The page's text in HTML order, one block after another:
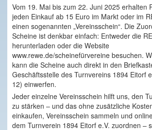
Vom 19. Mai bis zum 22. Juni 2025 erhalten
jeden Einkauf ab 15 Euro im Markt oder im
einen sogenannten „Vereinsschein“. Die
Scheine ist denkbar einfach: Entweder die
herunterladen oder die Website
www.rewe.de/scheinefürvereine besuchen.
kann die Scheine auch direkt in den
Geschäftsstelle des Turnvereins 1894 Eitorf
12) einwerfen.
Jeder einzelne Vereinsschein hilft uns, den
zu stärken – und das ohne zusätzliche
einkaufen, Vereinsschein sammeln und
dem Turnverein 1894 Eitorf e.V. zuordnen –